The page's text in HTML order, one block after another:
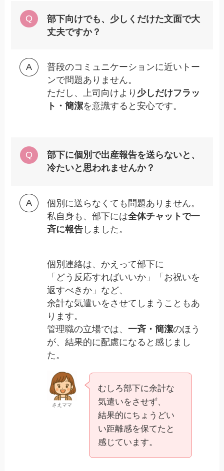
部下向けでも、少しくだけた文面で大
丈夫ですか？
普段のコミュニケーションに近いトー
ンで問題ありません。
ただし、上司向けより 少しだけフラッ
ト・簡潔を意識すると安心です。
部下に個別で出産報告を送らないと、
冷たいと思われませんか？
個別に送らなくても問題ありません。
私自身も、部下には全体チャットで一
斉に報告 しました。
個別連絡は、かえって部下に
「どう反応すればいいか」「お祝いを
返すべきか」など、
余計な気遣いをさせてしまうこともあ
ります。
管理職の立場では、一斉・簡潔のほう
が、結果的に配慮になると感じまし
た。
さえママ
むしろ部下に余計な
気遣いをさせず、
結果的にちょうどい
い距離感を保てたと
感じています。